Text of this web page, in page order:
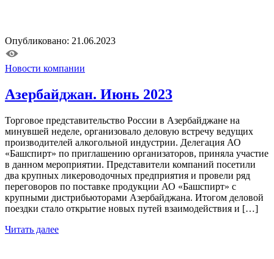
Опубликовано: 21.06.2023
Новости компании
Азербайджан. Июнь 2023
Торговое представительство России в Азербайджане на
минувшей неделе, организовало деловую встречу ведущих
производителей алкогольной индустрии. Делегация АО
«Башспирт» по приглашению организаторов, приняла участие
в данном мероприятии. Представители компаний посетили
два крупных ликероводочных предприятия и провели ряд
переговоров по поставке продукции АО «Башспирт» с
крупными дистрибьюторами Азербайджана. Итогом деловой
поездки стало открытие новых путей взаимодействия и […]
Читать далее